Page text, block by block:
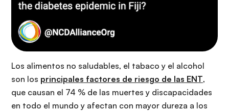
Los alimentos no saludables, el tabaco y el alcohol
son los principales factores de riesgo de las ENT,
que causan el 74 % de las muertes y discapacidades
en todo el mundo y afectan con mayor dureza a los